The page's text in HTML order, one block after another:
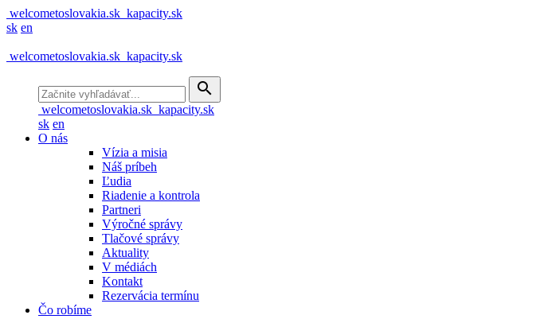
welcometoslovakia.sk kapacity.sk
sk en
welcometoslovakia.sk kapacity.sk
search
welcometoslovakia.sk kapacity.sk
sk en
O nás
Vízia a misia
Náš príbeh
Ľudia
Riadenie a kontrola
Partneri
Výročné správy
Tlačové správy
Aktuality
V médiách
Kontakt
Rezervácia termínu
Čo robíme